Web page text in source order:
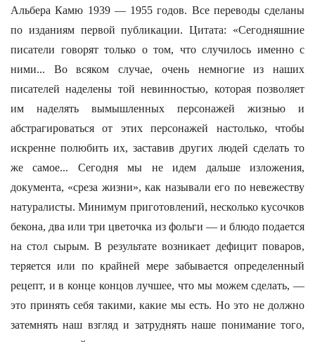
Альбера Камю 1939 — 1955 годов. Все переводы сделаны
по изданиям первой публикации. Цитата: «Сегодняшние
писатели говорят только о том, что случилось именно с
ними... Во всяком случае, очень немногие из наших
писателей наделены той невинностью, которая позволяет
им наделять вымышленных персонажей жизнью и
абстрагироваться от этих персонажей настолько, чтобы
искренне полюбить их, заставив других людей сделать то
же самое... Сегодня мы не идем дальше изложения,
документа, «среза жизни», как называли его по невежеству
натуралисты. Минимум приготовлений, несколько кусочков
бекона, два или три цветочка из фольги — и блюдо подается
на стол сырым. В результате возникает дефицит поваров,
теряется или по крайней мере забывается определенный
рецепт, и в конце концов лучшее, что мы можем сделать, —
это принять себя такими, какие мы есть. Но это не должно
затемнять наш взгляд и затруднять наше понимание того,